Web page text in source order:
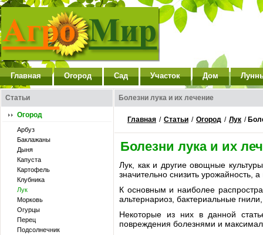
Главная Огород Сад Участок Дом
Статьи
Огород
Арбуз
Баклажаны
Дыня
Капуста
Картофель
Клубника
Лук
Морковь
Огурцы
Перец
Подсолнечник
Болезни лука и их лечение
Главная / Статьи / Огород / Лук /
Болезни лука и их
Лук, как и другие овощные
значительно снизить урожайность,
К основным и наиболее
альтернариоз, бактериальные
Некоторые из них в данной
повреждения болезнями и